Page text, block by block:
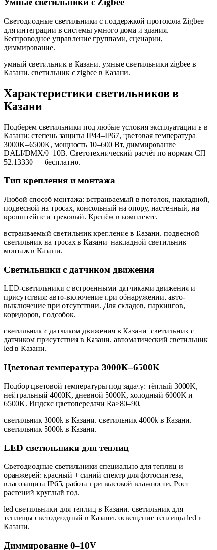
Умные светильники с Zigbee
Светодиодные светильники с поддержкой протокола Zigbee
для интеграции в системы умного дома и здания.
Беспроводное управление группами, сценарии,
диммирование.
умный светильник в Казани. умные светильники zigbee в
Казани. светильник с zigbee в Казани.
Характеристики светильников в
Казани
Подберём светильники под любые условия эксплуатации в в
Казани: степень защиты IP44–IP67, цветовая температура
3000K–6500K, мощность 10–600 Вт, диммирование
DALI/DMX/0–10В. Светотехнический расчёт по нормам СП
52.13330 — бесплатно.
Тип крепления и монтажа
Любой способ монтажа: встраиваемый в потолок, накладной,
подвесной на тросах, консольный на опору, настенный, на
кронштейне и трековый. Крепёж в комплекте.
встраиваемый светильник крепление в Казани. подвесной
светильник на тросах в Казани. накладной светильник
монтаж в Казани.
Светильники с датчиком движения
LED-светильники с встроенными датчиками движения и
присутствия: авто-включение при обнаружении, авто-
выключение при отсутствии. Для складов, паркингов,
коридоров, подсобок.
светильник с датчиком движения в Казани. светильник с
датчиком присутствия в Казани. автоматический светильник
led в Казани.
Цветовая температура 3000K–6500K
Подбор цветовой температуры под задачу: тёплый 3000K,
нейтральный 4000K, дневной 5000K, холодный 6000K и
6500K. Индекс цветопередачи Ra≥80–90.
светильник 3000k в Казани. светильник 4000k в Казани.
светильник 5000k в Казани.
LED светильники для теплиц
Светодиодные светильники специально для теплиц и
оранжерей: красный + синий спектр для фотосинтеза,
влагозащита IP65, работа при высокой влажности. Рост
растений круглый год.
led светильники для теплиц в Казани. светильник для
теплицы светодиодный в Казани. освещение теплицы led в
Казани.
Диммирование 0–10V